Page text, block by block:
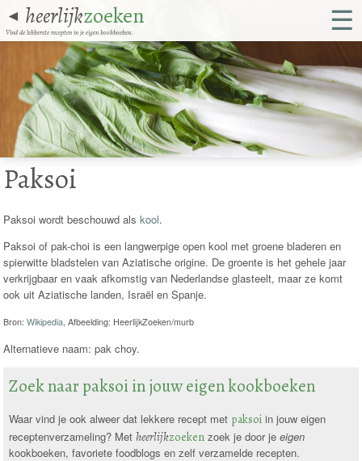
◄ heerlijkzoeken
Vind de lekkerste recepten in je eigen kookboeken. ☰
Paksoi
Paksoi wordt beschouwd alskool.
Paksoi of pak-choi is een langwerpige open kool met groene bladeren en
spierwitte bladstelen van Aziatische origine. De groente is het gehele jaar
verkrijgbaar en vaak afkomstig van Nederlandse glasteelt, maar ze komt
ook uit Aziatische landen, Israël en Spanje.
Bron:Wikipedia, Afbeelding: HeerlijkZoeken/murb
Alternatieve naam: pak choy.
Zoek naar paksoi in jouw eigen kookboeken
Waar vind je ook alweer dat lekkere recept met paksoi in jouw eigen
receptenverzameling? Met heerlijkzoeken zoek je door je eigen
kookboeken, favoriete foodblogs en zelf verzamelde recepten.